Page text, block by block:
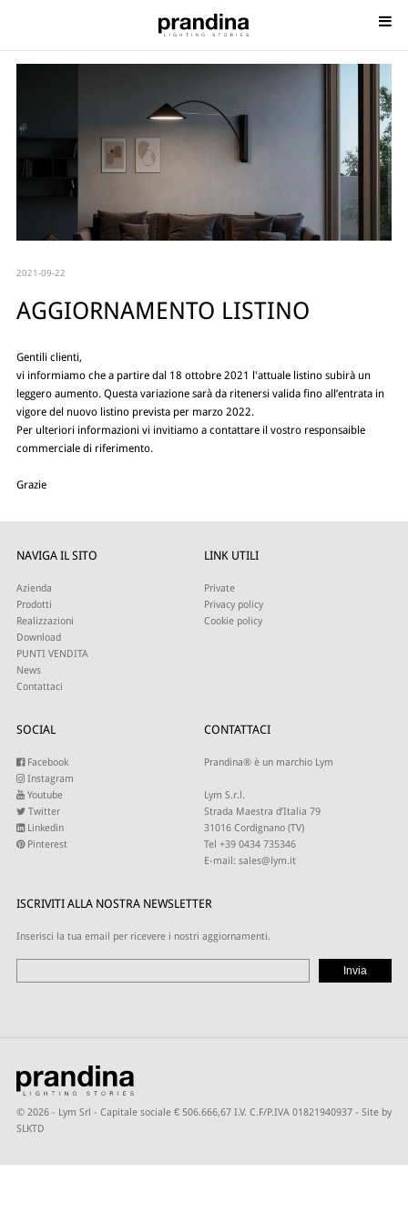
2021-09-22
AGGIORNAMENTO LISTINO
Gentili clienti,
vi informiamo che a partire dal 18 ottobre 2021 l'attuale listino subirà un
leggero aumento. Questa variazione sarà da ritenersi valida fino all’entrata in
vigore del nuovo listino prevista per marzo 2022.
Per ulteriori informazioni vi invitiamo a contattare il vostro responsaible
commerciale di riferimento.
Grazie
NAVIGA IL SITO
Azienda
Prodotti
Realizzazioni
Download
PUNTI VENDITA
News
Contattaci
LINK UTILI
Private
Privacy policy
Cookie policy
SOCIAL
Facebook
Instagram
Youtube
Twitter
Linkedin
Pinterest
CONTATTACI
Prandina® è un marchio Lym
Lym S.r.l.
Strada Maestra d’Italia 79
31016 Cordignano (TV)
Tel +39 0434 735346
E-mail: sales@lym.it
ISCRIVITI ALLA NOSTRA NEWSLETTER
Inserisci la tua email per ricevere i nostri aggiornamenti.
© 2026 - Lym Srl - Capitale sociale € 506.666,67 I.V. C.F/P.IVA 01821940937 - Site by
SLKTD